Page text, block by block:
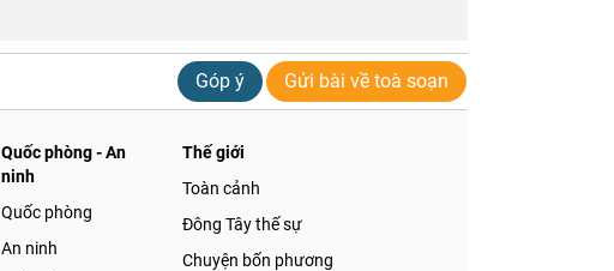
Góp ý Gửi bài về toà soạn
Quốc phòng - An
ninh
Quốc phòng
An ninh
Thế giới
Toàn cảnh
Đông Tây thế sự
Chuyện bốn phương